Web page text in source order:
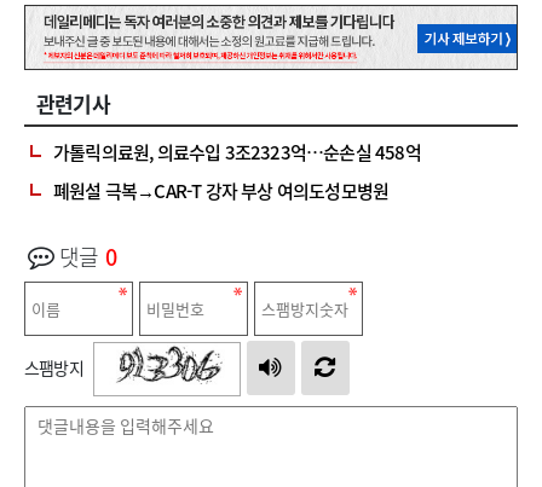
관련기사
가톨릭의료원, 의료수입 3조2323억…순손실 458억
폐원설 극복→CAR-T 강자 부상 여의도성모병원
댓글 0
스팸방지